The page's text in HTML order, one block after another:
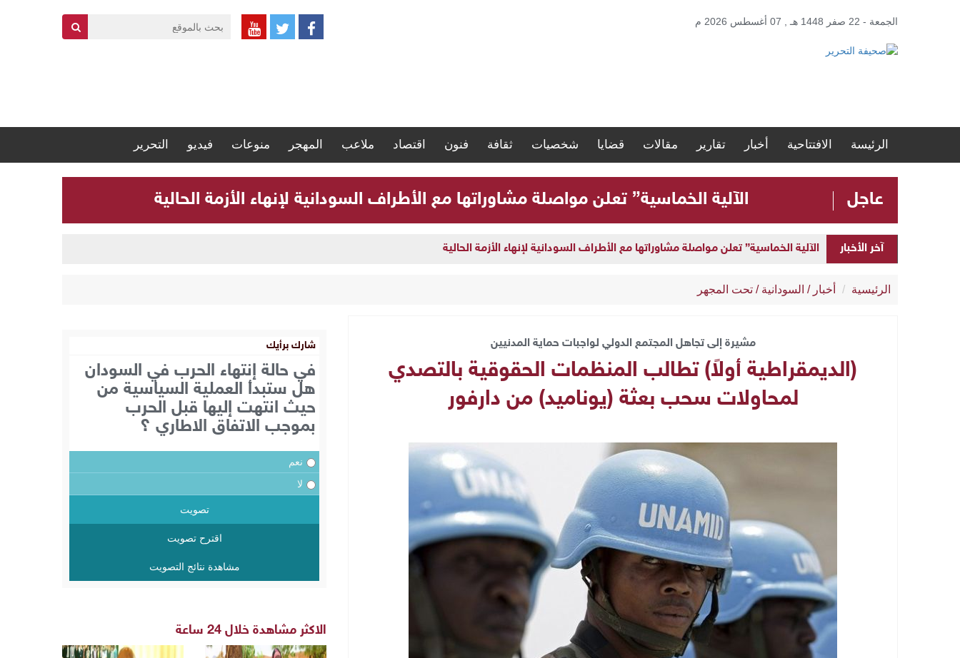
الجمعة - 22 صفر 1448 هـ , 07 أغسطس 2026 م
الرئيسة الافتتاحية أخبار تقارير مقالات قضايا شخصيات ثقافة فنون اقتصاد ملاعب المهجر منوعات فيديو التحرير
عاجل الآلية الخماسية” تعلن مواصلة مشاوراتها مع الأطراف السودانية لإنهاء الأزمة الحالية
آخر الأخبار الآلية الخماسية” تعلن مواصلة مشاوراتها مع الأطراف السودانية لإنهاء الأزمة الحالية
الرئيسية أخبار / السودانية / تحت المجهر
مشيرة إلى تجاهل المجتمع الدولي لواجبات حماية المدنيين
(الديمقراطية أولاً) تطالب المنظمات الحقوقية بالتصدي
لمحاولات سحب بعثة (يوناميد) من دارفور
شارك برأيك
في حالة إنتهاء الحرب في السودان
هل ستبدأ العملية السياسية من
حيث انتهت إليها قبل الحرب
بموجب الاتفاق الاطاري ؟
نعم
لا
تصويت
اقترح تصويت
مشاهدة نتائج التصويت
الاكثر مشاهدة خلال 24 ساعة